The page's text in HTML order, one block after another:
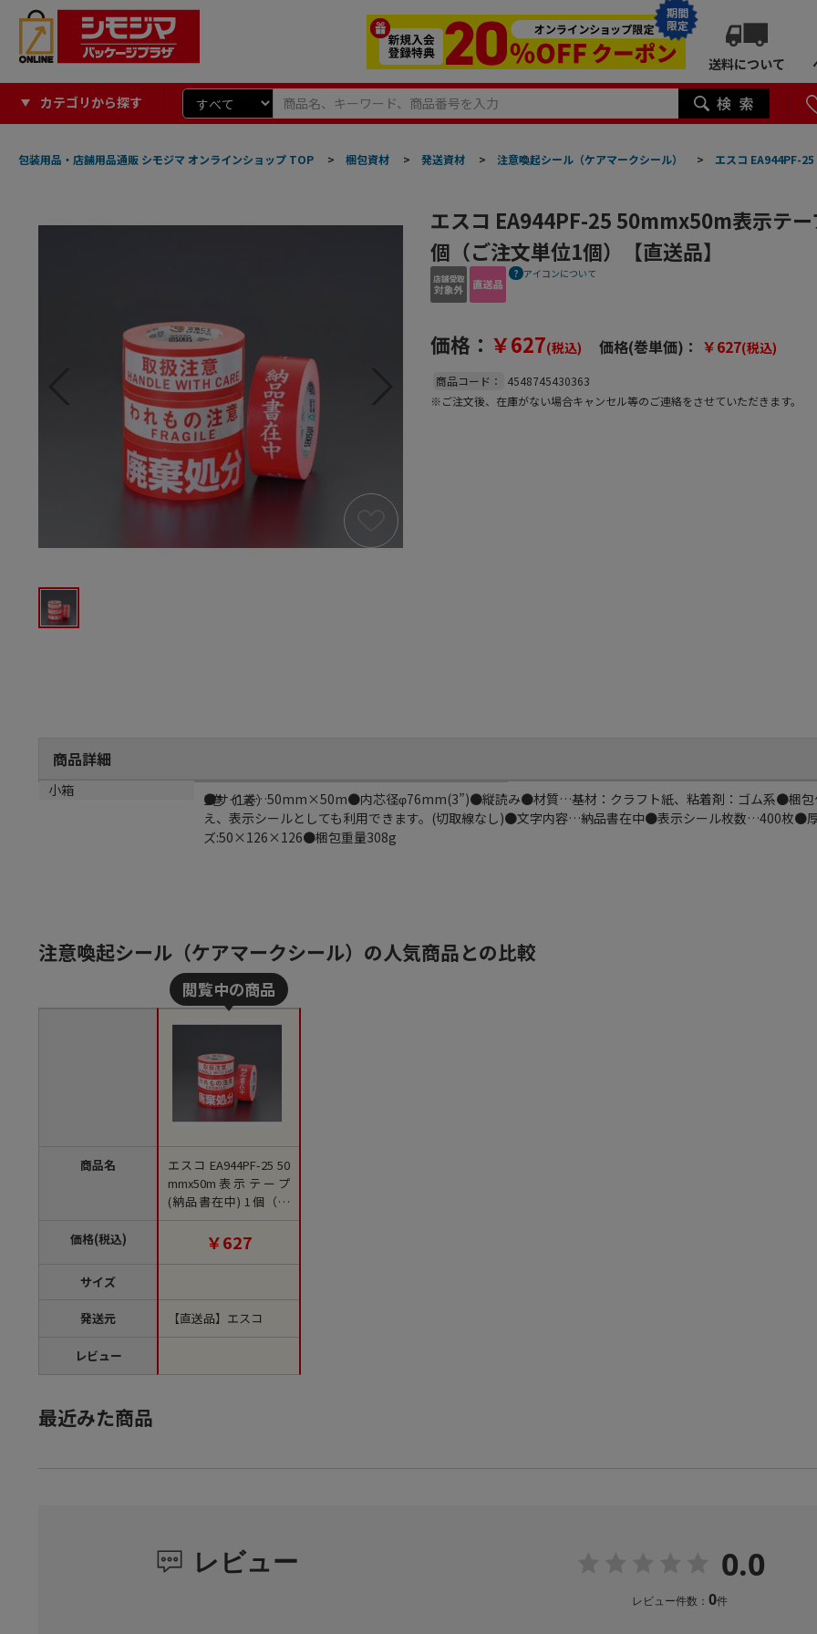
期間
限定
送料について
カテゴリから探す
包装用品・店舗用品通販 シモジマ オンラインショップ TOP > 梱包資材 > 発送資材 > 注意喚起シール（ケアマークシール） > エスコ EA944PF-
エスコ EA944PF-25 50mmx50m表示テ
個（ご注文単位1個）【直送品】
アイコンについて
価格： ￥627(税込) 価格(巻単価)： ￥627(税込)
商品コード：
4548745430363
※ご注文後、在庫がない場合キャンセル等のご連絡をさせていただきます。
商品詳細
商品説明
●サイズ…50mm×50m●内芯径φ76mm(3”)●縦読み●材質…基材：クラフト紙、粘着剤：ゴム系●梱包
え、表示シールとしても利用できます。(切取線なし)●文字内容…納品書在中●表示シール枚数…400枚
ズ:50×126×126●梱包重量308g
小箱
1巻（1巻）
注意喚起シール（ケアマークシール）の人気商品との比較
商品名
価格(税込)
サイズ
発送元
レビュー
エスコ EA944PF-25 50
mmx50m表示テープ
(納品書在中) 1個（ご
注文単位1個）【直送
￥627
【直送品】エスコ
最近みた商品
レビュー 0.0
レビュー件数： 0件